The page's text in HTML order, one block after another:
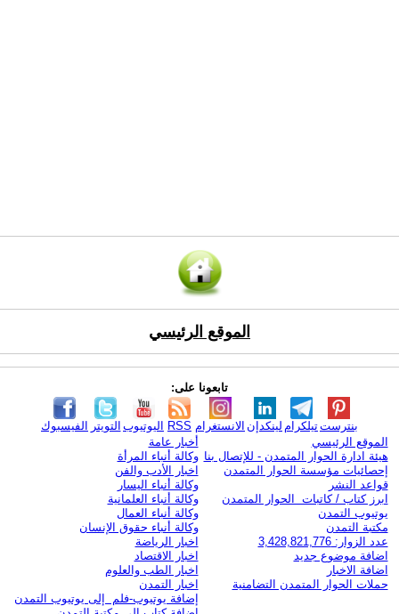
الموقع الرئيسي
تابعونا على:
الفيسبوك التويتر اليوتيوب RSS الانستغرام لينكدإن تيلكرامبنترست
الموقع الرئيسي
هيئة ادارة الحوار المتمدن - للإتصال بنا
إحصائيات مؤسسة الحوار المتمدن
قواعد النشر
ابرز كتاب / كاتبات الحوار المتمدن
يوتيوب التمدن
مكتبة التمدن
عدد الزوار: 3,428,821,776
اضافة موضوع جديد
اضافة الاخبار
حملات الحوار المتمدن التضامنية
أخبار عامة
وكالة أنباء المرأة
اخبار الأدب والفن
وكالة أنباء اليسار
وكالة أنباء العلمانية
وكالة أنباء العمال
وكالة أنباء حقوق الإنسان
اخبار الرياضة
اخبار الاقتصاد
اخبار الطب والعلوم
اخبار التمدن
إضافة يوتيوب-فلم إلى يوتيوب التمدن